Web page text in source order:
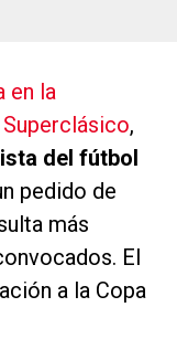
en la
,
del fútbol
pedido de
más
El
a la Copa